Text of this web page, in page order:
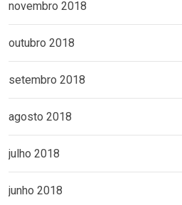
novembro 2018
outubro 2018
setembro 2018
agosto 2018
julho 2018
junho 2018